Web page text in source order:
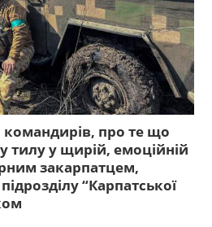
командирів, про те що
у тилу у щирій, емоційній
закарпатцем,
“Карпатської